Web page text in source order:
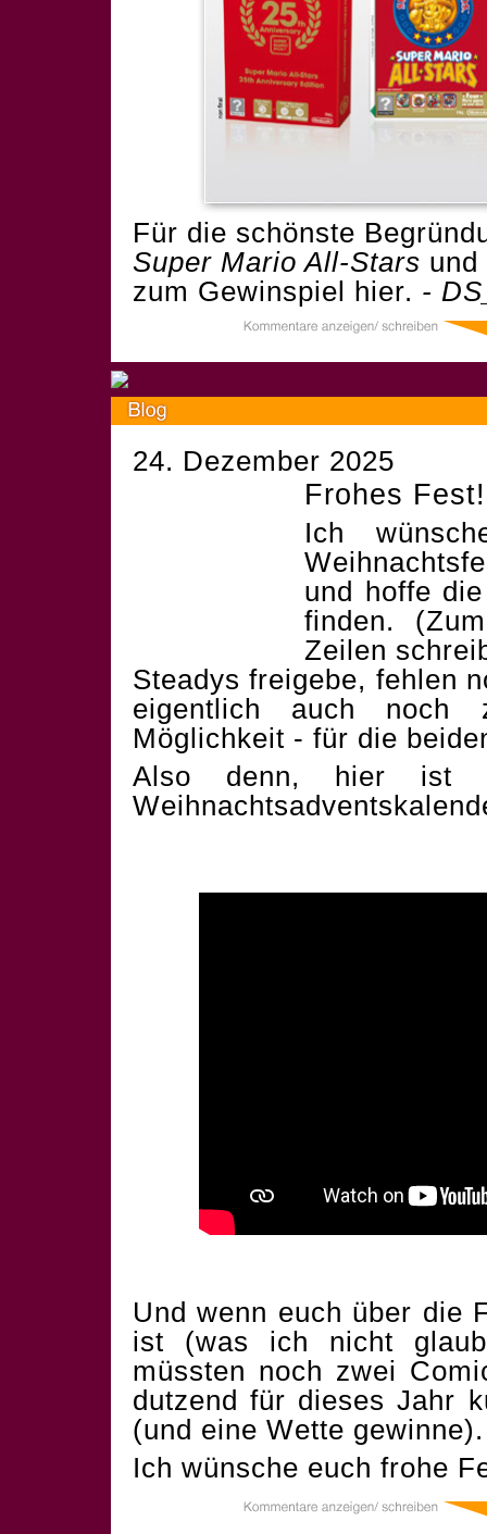
Für die schönste
Super Mario All-Stars und
zum Gewinspiel hier. -
24. Dezember 2025
Frohes Fest!
Ich
und hoffe
finden.
Zeilen
Steadys freigebe, fehlen
eigentlich auch noch
Möglichkeit - für die
Also denn, hier ist
Und wenn euch über die
ist (was ich nicht
müssten noch zwei
dutzend für dieses Jahr
(und eine Wette
Ich wünsche euch frohe